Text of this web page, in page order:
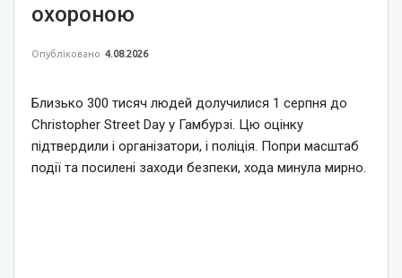
охороною
Опубліковано 4.08.2026
Близько 300 тисяч людей долучилися 1 серпня до
Christopher Street Day у Гамбурзі. Цю оцінку
підтвердили і організатори, і поліція. Попри масштаб
події та посилені заходи безпеки, хода минула мирно.